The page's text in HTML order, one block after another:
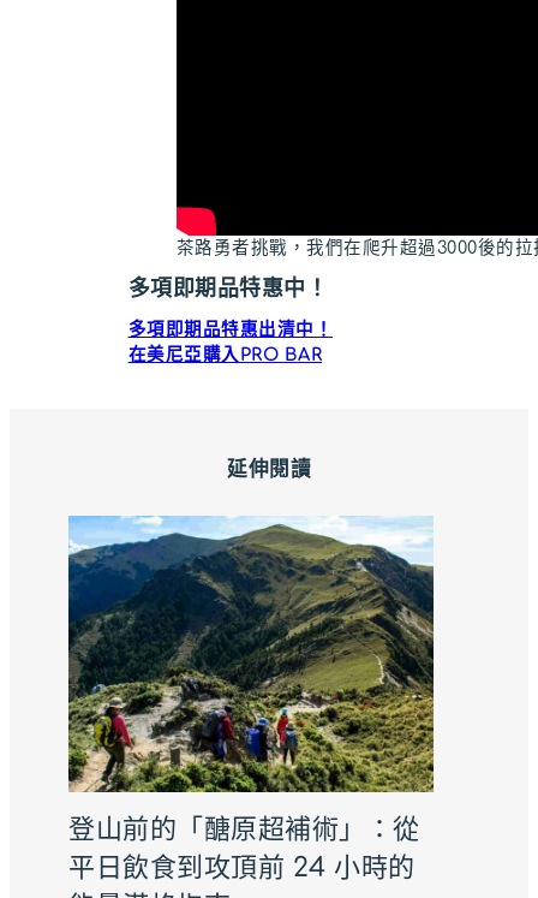
茶路勇者挑戰，我們在爬升超過3000後的
多項即期品特惠中！
多項即期品特惠出清中！
在美尼亞購入PRO BAR
延伸閱讀
登山前的「醣原超補術」：從
平日飲食到攻頂前 24 小時的